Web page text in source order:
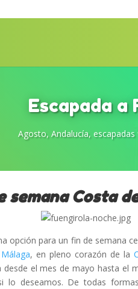
Escapada a
Agosto, Andalucía,
semana Costa
opción para un fin de semana
Málaga, en pleno corazón de la
desde el mes de mayo hasta el
lo deseamos. De todas